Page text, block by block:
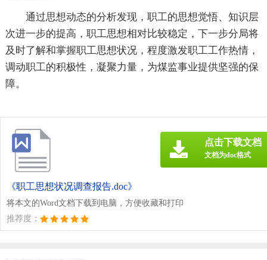
通过思想动态的分析发现，职工的思想觉悟、知识层
次进一步的提高，职工思想相对比较稳定，下一步分局将
及时了解和掌握职工思想状况，程度激发职工工作热情，
调动职工的积极性，凝聚力量，为煤监事业提供坚强的保
障。
《职工思想状况调查报告.doc》
将本文的Word文档下载到电脑，方便收藏和打印
推荐度：
点击下载文档
文档为doc格式